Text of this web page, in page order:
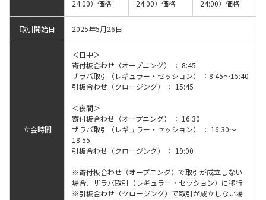
24:00）価格
24:00）価格
24:00）価格
取引開始日 2025年5月26日
立会時間
＜日中＞
寄付板合わせ（オープニング） ： 8:45
ザラバ取引（レギュラー・セッション） ：8:45～15:40
引板合わせ（クロージング） ： 15:45
＜夜間＞
寄付板合わせ（オープニング） ： 16:30
ザラバ取引（レギュラー・セッション） ： 16:30～
18:55
引板合わせ（クロージング） ： 19:00
※寄付板合わせ（オープニング）で取引が成立しない
場合、ザラバ取引（レギュラー・セッション）に移行
※引板合わせ（クロージング）で取引が成立しない場